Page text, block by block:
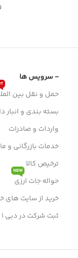
- سرویس ها
حمل و نقل بین
بسته بندی و انبار
واردات و صادرات
خدمات بازرگانی و
ترخیص کالا
حواله جات ارزی
NEW
خرید از سایت های
ثبت شرکت در دبی 1 روزه